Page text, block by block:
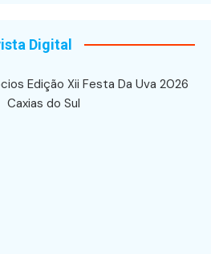
Digital
Edição Xii Festa Da Uva 2026
Caxias do Sul